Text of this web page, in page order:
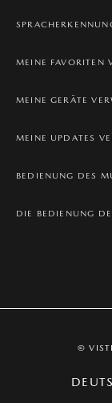
MEINE FAVORITEN
MEINE GERÄTE
MEINE UPDATES
BEDIENUNG DES
DIE BEDIENUNG
©